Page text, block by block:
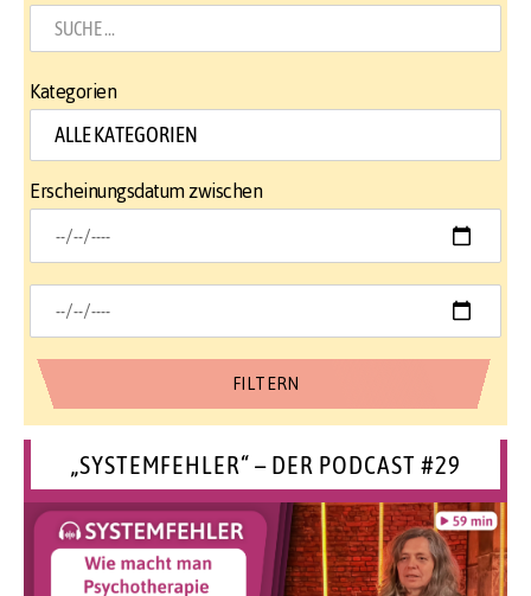
Kategorien
Erscheinungsdatum zwischen
„SYSTEMFEHLER“ – DER PODCAST #29